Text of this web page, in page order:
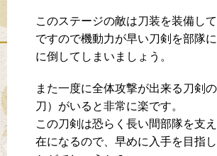
このステージの敵は刀装を装備して
ですので機動力が早い刀剣を部隊
に倒してしまいましょう。
また一度に全体攻撃が出来る刀剣
刀）がいると非常に楽です。
この刀剣は恐らく長い間部隊を支
在になるので、早めに入手を目指